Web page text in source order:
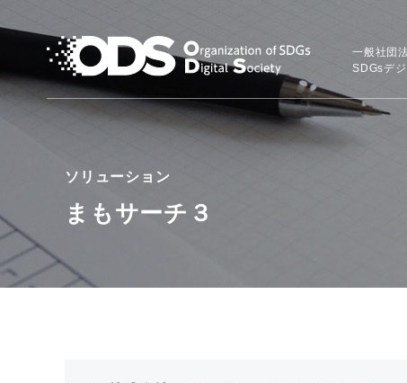
一般社団
SDGsデ
ソリューション
まもサーチ３